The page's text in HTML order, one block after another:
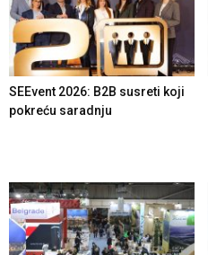
SEEvent 2026: B2B susreti koji
pokreću saradnju